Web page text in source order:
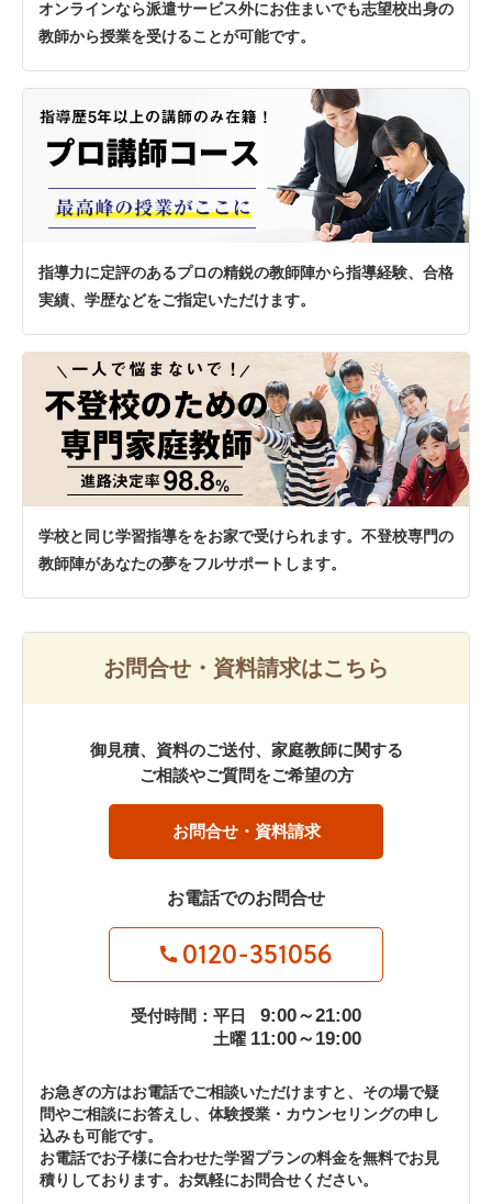
オンラインなら派遣サービス外にお住まいでも志望校出身の
教師から授業を受けることが可能です。
指導力に定評のあるプロの精鋭の教師陣から指導経験、合格
実績、学歴などをご指定いただけます。
学校と同じ学習指導ををお家で受けられます。不登校専門の
教師陣があなたの夢をフルサポートします。
お問合せ・資料請求はこちら
御見積、資料のご送付、家庭教師に関する
ご相談やご質問をご希望の方
お問合せ・資料請求
お電話でのお問合せ
0120-351056
受付時間：平日 9:00～21:00
土曜 11:00～19:00
お急ぎの方はお電話でご相談いただけますと、その場で疑
問やご相談にお答えし、体験授業・カウンセリングの申し
込みも可能です。
お電話でお子様に合わせた学習プランの料金を無料でお見
積りしております。お気軽にお問合せください。